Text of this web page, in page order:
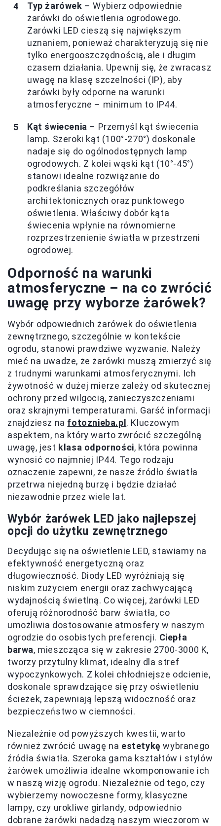
Typ żarówek – Wybierz odpowiednie
żarówki do oświetlenia ogrodowego.
Żarówki LED cieszą się największym
uznaniem, ponieważ charakteryzują się nie
tylko energooszczędnością, ale i długim
czasem działania. Upewnij się, że zwracasz
uwagę na klasę szczelności (IP), aby
żarówki były odporne na warunki
atmosferyczne – minimum to IP44.
Kąt świecenia – Przemyśl kąt świecenia
lamp. Szeroki kąt (100°-270°) doskonale
nadaje się do ogólnodostępnych lamp
ogrodowych. Z kolei wąski kąt (10°-45°)
stanowi idealne rozwiązanie do
podkreślania szczegółów
architektonicznych oraz punktowego
oświetlenia. Właściwy dobór kąta
świecenia wpłynie na równomierne
rozprzestrzenienie światła w przestrzeni
ogrodowej.
Odporność na warunki
atmosferyczne – na co zwrócić
uwagę przy wyborze żarówek?
Wybór odpowiednich żarówek do oświetlenia
zewnętrznego, szczególnie w kontekście
ogrodu, stanowi prawdziwe wyzwanie. Należy
mieć na uwadze, że żarówki muszą zmierzyć się
z trudnymi warunkami atmosferycznymi. Ich
żywotność w dużej mierze zależy od skutecznej
ochrony przed wilgocią, zanieczyszczeniami
oraz skrajnymi temperaturami. Garść informacji
znajdziesz na fotoznieba.pl . Kluczowym
aspektem, na który warto zwrócić szczególną
uwagę, jest klasa odporności, która powinna
wynosić co najmniej IP44. Tego rodzaju
oznaczenie zapewni, że nasze źródło światła
przetrwa niejedną burzę i będzie działać
niezawodnie przez wiele lat.
Wybór żarówek LED jako najlepszej
opcji do użytku zewnętrznego
Decydując się na oświetlenie LED, stawiamy na
efektywność energetyczną oraz
długowieczność. Diody LED wyróżniają się
niskim zużyciem energii oraz zachwycającą
wydajnością świetlną. Co więcej, żarówki LED
oferują różnorodność barw światła, co
umożliwia dostosowanie atmosfery w naszym
ogrodzie do osobistych preferencji. Ciepła
barwa, mieszcząca się w zakresie 2700-3000 K,
tworzy przytulny klimat, idealny dla stref
wypoczynkowych. Z kolei chłodniejsze odcienie,
doskonale sprawdzające się przy oświetleniu
ścieżek, zapewniają lepszą widoczność oraz
bezpieczeństwo w ciemności.
Niezależnie od powyższych kwestii, warto
również zwrócić uwagę na estetykę wybranego
źródła światła. Szeroka gama kształtów i stylów
żarówek umożliwia idealne wkomponowanie ich
w naszą wizję ogrodu. Niezależnie od tego, czy
wybierzemy nowoczesne formy, klasyczne
lampy, czy urokliwe girlandy, odpowiednio
dobrane żarówki nadadzą naszym wieczorom w